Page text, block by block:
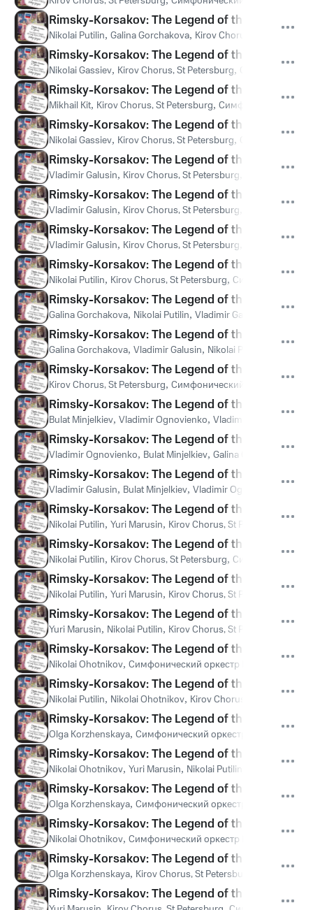
Rimsky-Korsakov: The Legend of the invisible
Nikolai Putilin, Galina Gorchakova, Kirov Chorus, St Petersburg
Rimsky-Korsakov: The Legend of the invisible
Nikolai Gassiev, Kirov Chorus, St Petersburg,
Rimsky-Korsakov: The Legend of the invisible
Mikhail Kit, Kirov Chorus, St Petersburg, Симфонический
Rimsky-Korsakov: The Legend of the invisible
Nikolai Gassiev, Kirov Chorus, St Petersburg,
Rimsky-Korsakov: The Legend of the invisible
Vladimir Galusin, Kirov Chorus, St Petersburg
Rimsky-Korsakov: The Legend of the invisible
Vladimir Galusin, Kirov Chorus, St Petersburg
Rimsky-Korsakov: The Legend of the invisible
Vladimir Galusin, Kirov Chorus, St Petersburg
Rimsky-Korsakov: The Legend of the invisible
Nikolai Putilin, Kirov Chorus, St Petersburg, Симфонический
Rimsky-Korsakov: The Legend of the invisible
Galina Gorchakova, Nikolai Putilin, Vladimir Galusin
Rimsky-Korsakov: The Legend of the invisible
Galina Gorchakova, Vladimir Galusin, Nikolai Putilin
Rimsky-Korsakov: The Legend of the invisible
Kirov Chorus, St Petersburg, Симфонический оркестр
Rimsky-Korsakov: The Legend of the invisible
Bulat Minjelkiev, Vladimir Ognovienko, Vladimir Galusin
Rimsky-Korsakov: The Legend of the invisible
Vladimir Ognovienko, Bulat Minjelkiev, Galina Gorchakova
Rimsky-Korsakov: The Legend of the invisible
Vladimir Galusin, Bulat Minjelkiev, Vladimir Ognovienko
Rimsky-Korsakov: The Legend of the invisible
Nikolai Putilin, Yuri Marusin, Kirov Chorus, St Petersburg
Rimsky-Korsakov: The Legend of the invisible
Nikolai Putilin, Kirov Chorus, St Petersburg, Симфонический
Rimsky-Korsakov: The Legend of the invisible
Nikolai Putilin, Yuri Marusin, Kirov Chorus, St Petersburg
Rimsky-Korsakov: The Legend of the invisible
Yuri Marusin, Nikolai Putilin, Kirov Chorus, St Petersburg
Rimsky-Korsakov: The Legend of the invisible
Nikolai Ohotnikov, Симфонический оркестр Мариинского
Rimsky-Korsakov: The Legend of the invisible
Nikolai Putilin, Nikolai Ohotnikov, Kirov Chorus, St Petersburg
Rimsky-Korsakov: The Legend of the invisible
Olga Korzhenskaya, Симфонический оркестр Мариинского
Rimsky-Korsakov: The Legend of the invisible
Nikolai Ohotnikov, Yuri Marusin, Nikolai Putilin
Rimsky-Korsakov: The Legend of the invisible
Olga Korzhenskaya, Симфонический оркестр Мариинского
Rimsky-Korsakov: The Legend of the invisible
Nikolai Ohotnikov, Симфонический оркестр Мариинского
Rimsky-Korsakov: The Legend of the invisible
Olga Korzhenskaya, Kirov Chorus, St Petersburg
Rimsky-Korsakov: The Legend of the invisible